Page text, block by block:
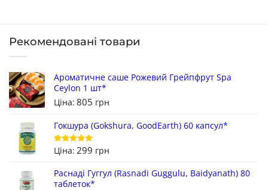
Рекомендовані товари
Ароматичне саше Рожевий Грейпфрут Spa
Ceylon 1 шт*
Ціна: 805 грн
Гокшура (Gokshura, GoodEarth) 60 капсул*
Оцінено в
з 5
Ціна: 299 грн
Раснаді Гуггул (Rasnadi Guggulu, Baidyanath) 80
таблеток*